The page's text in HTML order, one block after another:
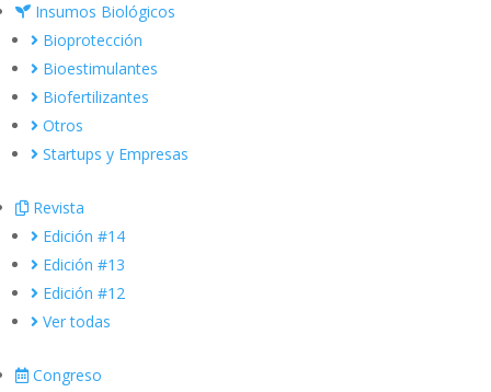
Insumos Biológicos
Bioprotección
Bioestimulantes
Biofertilizantes
Otros
Startups y Empresas
Revista
Edición #14
Edición #13
Edición #12
Ver todas
Congreso